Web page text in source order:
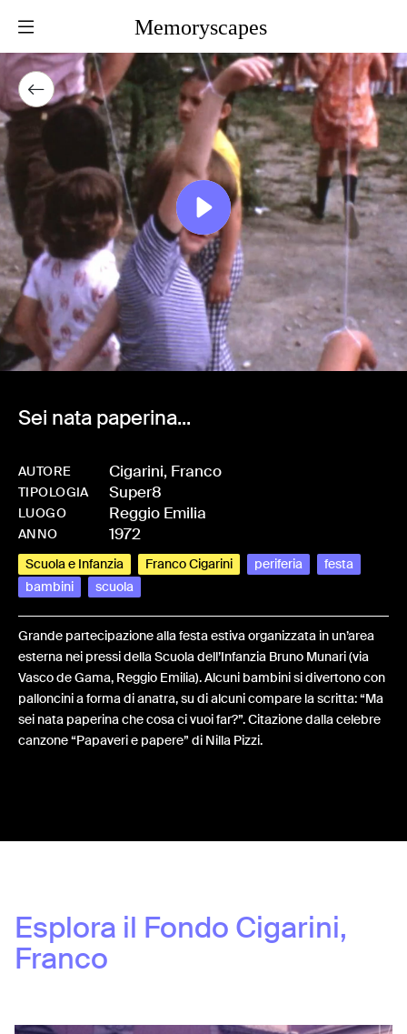
Memoryscapes
Sei nata paperina...
AUTORE Cigarini, Franco
TIPOLOGIA Super8
LUOGO Reggio Emilia
ANNO 1972
Scuola e Infanzia Franco Cigarini periferia
festa
bambini
scuola
Grande partecipazione alla festa estiva organizzata in un’area
esterna nei pressi della Scuola dell’Infanzia Bruno Munari (via
Vasco de Gama, Reggio Emilia). Alcuni bambini si divertono con
palloncini a forma di anatra, su di alcuni compare la scritta: “Ma
sei nata paperina che cosa ci vuoi far?”. Citazione dalla celebre
canzone “Papaveri e papere” di Nilla Pizzi.
Esplora il Fondo Cigarini,
Franco